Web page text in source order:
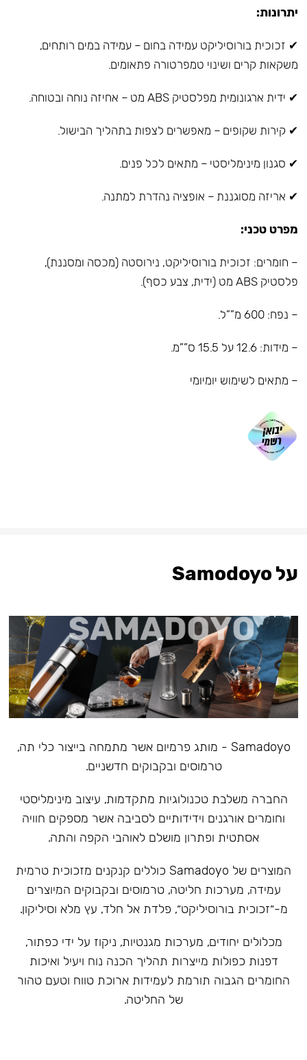
יתרונות:
✔ זכוכית בורוסיליקט עמידה בחום – עמידה במים רותחים,
משקאות קרים ושינוי טמפרטורה פתאומים.
✔ ידית ארגונומית מפלסטיק ABS מט – אחיזה נוחה ובטוחה.
✔ קירות שקופים – מאפשרים לצפות בתהליך הבישול.
✔ סגנון מינימליסטי – מתאים לכל פנים.
✔ אריזה מסוגננת – אופציה נהדרת למתנה.
מפרט טכני:
– חומרים: זכוכית בורוסיליקט, נירוסטה (מכסה ומסננת),
פלסטיק ABS מט (ידית, צבע כסף).
– נפח: 600 מ””ל.
– מידות: 12.6 על 15.5 ס””מ.
– מתאים לשימוש יומיומי
על Samodoyo
Samadoyo - מותג פרמיום אשר מתמחה בייצור כלי תה,
טרמוסים ובקבוקים חדשניים.
‏החברה משלבת טכנולוגיות מתקדמות, עיצוב מינימליסטי
וחומרים אורגנים וידידותיים לסביבה אשר מספקים חוויה
אסתטית ופתרון מושלם לאוהבי הקפה והתה.
המוצרים של Samadoyo כוללים קנקנים מזכוכית טרמית
עמידה, מערכות חליטה, טרמוסים ובקבוקים המיוצרים
מ-״זכוכית בורוסיליקט״, פלדת אל חלד, עץ מלא וסיליקון.
מכלולים יחודים, מערכות מגנטיות, ניקוז על ידי כפתור,
דפנות כפולות מייצרות תהליך הכנה נוח ויעיל ואיכות
החומרים הגבוה תורמת לעמידות ארוכת טווח וטעם טהור
של החליטה.